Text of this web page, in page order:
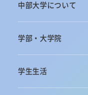
中部大学について
学部・大学院
学生生活